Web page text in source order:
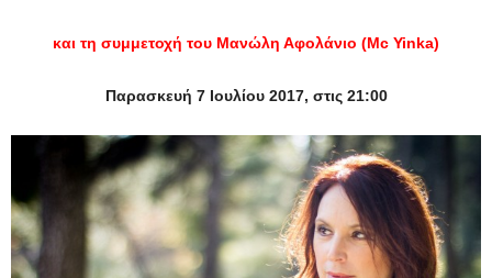
και τη συμμετοχή του Μανώλη Αφολάνιο (Mc Yinka)
Παρασκευή 7 Ιουλίου 2017, στις 21:00